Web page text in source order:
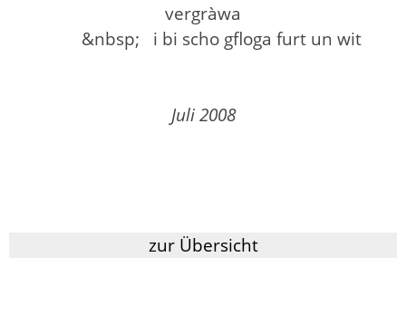
vergràwa
&nbsp; i bi scho gfloga furt un wit
Juli 2008
zur Übersicht